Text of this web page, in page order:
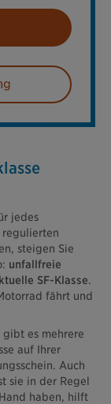
jedes
regulierten
steigen Sie
unfallfreie
SF-Klasse.
fährt und
gibt es mehrere
auf Ihrer
Auch
sie in der Regel
haben, hilft